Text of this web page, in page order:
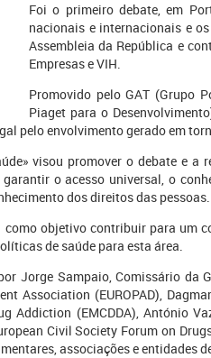
Foi o primeiro debate, em
nacionais e internacionais e
Assembleia da República e
Empresas e VIH.
Promovido pelo GAT (Grupo
Piaget para o
pelo envolvimento gerado em
visou promover o debate e
o acesso universal, o
dos direitos das pessoas.
como objetivo contribuir para um
de saúde para esta área.
Jorge Sampaio, Comissário da
Association (EUROPAD),
Addiction (EMCDDA), António
Civil Society Forum on
associações e entidades